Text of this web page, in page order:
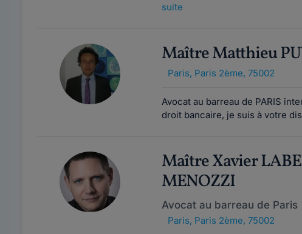
suite
Maître Matthieu
Paris, Paris 2ème, 75002
Avocat au barreau de PARIS
droit bancaire, je suis à votre
Maître Xavier
MENOZZI
Avocat au barreau de Paris
Paris, Paris 2ème, 75002